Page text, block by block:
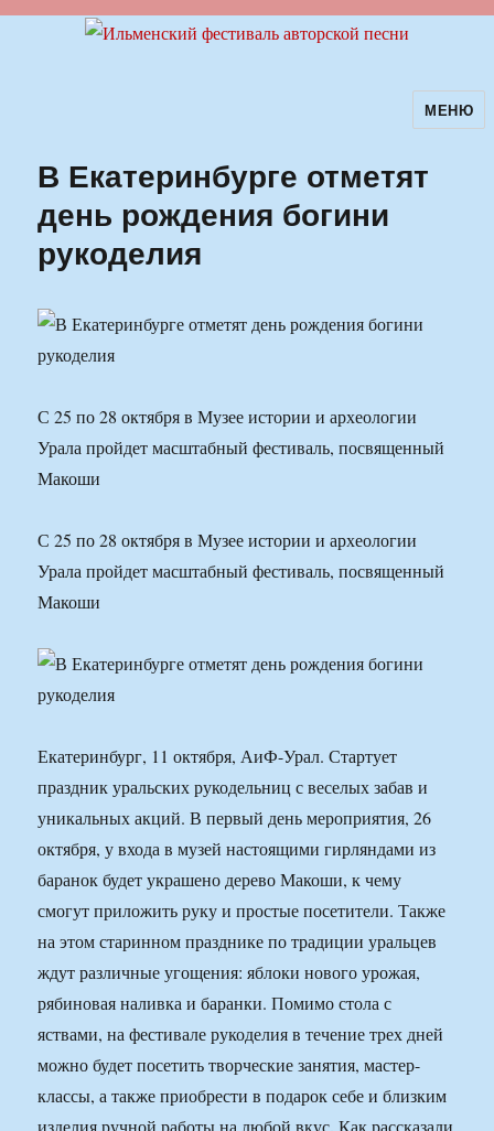
Ильменский фестиваль авторскойМЕНЮ
В Екатеринбурге отметят
день рождения богини
рукоделия
С 25 по 28 октября в Музее истории и археологии
Урала пройдет масштабный фестиваль, посвященный
Макоши
С 25 по 28 октября в Музее истории и археологии
Урала пройдет масштабный фестиваль, посвященный
Макоши
Екатеринбург, 11 октября, АиФ-Урал. Стартует
праздник уральских рукодельниц с веселых забав и
уникальных акций. В первый день мероприятия, 26
октября, у входа в музей настоящими гирляндами из
баранок будет украшено дерево Макоши, к чему
смогут приложить руку и простые посетители. Также
на этом старинном празднике по традиции уральцев
ждут различные угощения: яблоки нового урожая,
рябиновая наливка и баранки. Помимо стола с
яствами, на фестивале рукоделия в течение трех дней
можно будет посетить творческие занятия, мастер-
классы, а также приобрести в подарок себе и близким